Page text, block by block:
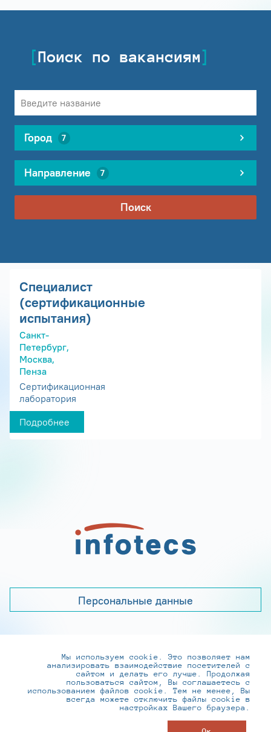
Поиск по вакансиям
Город 7
Направление 7
Поиск
Специалист
(сертификационные
испытания)
Санкт-
Петербург,
Москва,
Пенза
Сертификационная
лаборатория
Подробнее
Персональные данные
+7 (495) 737-6192, 8-800-250-0-260
practice@infotecs.ru,hr@infotecs.ru
127273, г. Москва, Отрадная ул., 2Б строение 1
Мы используем cookie. Это позволяет нам
анализировать взаимодействие посетителей с
сайтом и делать его лучше. Продолжая
пользоваться сайтом, Вы соглашаетесь с
использованием файлов cookie. Тем не менее, Вы
всегда можете отключить файлы cookie в
настройках Вашего браузера.